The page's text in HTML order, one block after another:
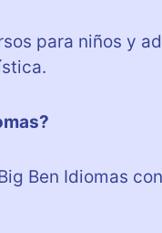
para niños y
Ben Idiomas